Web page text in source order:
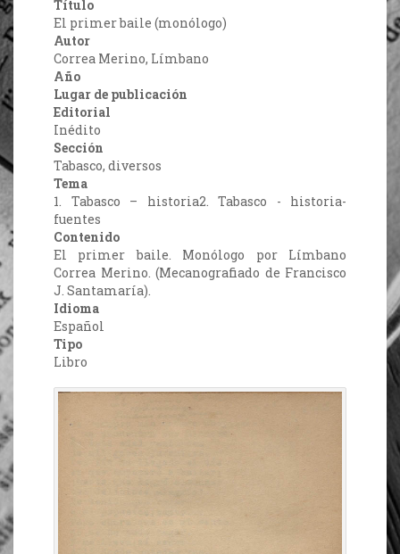
Título
El primer baile (monólogo)
Autor
Correa Merino, Límbano
Año
Lugar de publicación
Editorial
Inédito
Sección
Tabasco, diversos
Tema
1. Tabasco – historia2. Tabasco - historia-
fuentes
Contenido
El primer baile. Monólogo por Límbano
Correa Merino. (Mecanografiado de Francisco
J. Santamaría).
Idioma
Español
Tipo
Libro